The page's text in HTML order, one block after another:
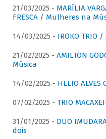
21/03/2025 - MARÍLIA
FRESCA / Mulheres na
14/03/2025 - IROKO TRIO
21/02/2025 - AMILTON
Música
14/02/2025 - HELIO ALVES
07/02/2025 - TRIO
31/01/2025 - DUO
dois